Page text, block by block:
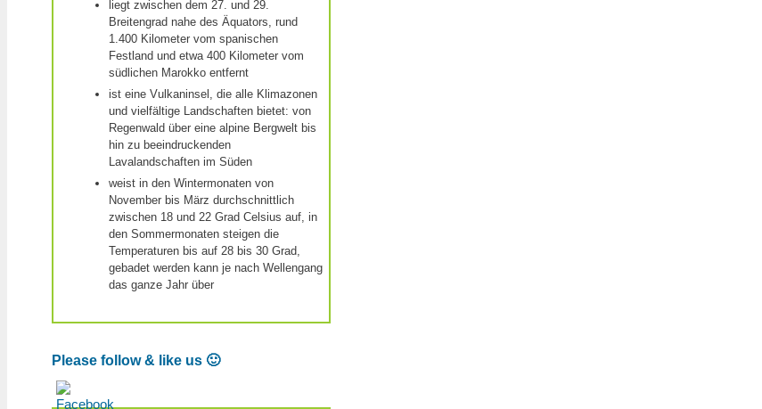
liegt zwischen dem 27. und 29.
Breitengrad nahe des Äquators, rund
1.400 Kilometer vom spanischen
Festland und etwa 400 Kilometer vom
südlichen Marokko entfernt
ist eine Vulkaninsel, die alle Klimazonen
und vielfältige Landschaften bietet: von
Regenwald über eine alpine Bergwelt bis
hin zu beeindruckenden
Lavalandschaften im Süden
weist in den Wintermonaten von
November bis März durchschnittlich
zwischen 18 und 22 Grad Celsius auf, in
den Sommermonaten steigen die
Temperaturen bis auf 28 bis 30 Grad,
gebadet werden kann je nach Wellengang
das ganze Jahr über
Please follow & like us 🙂